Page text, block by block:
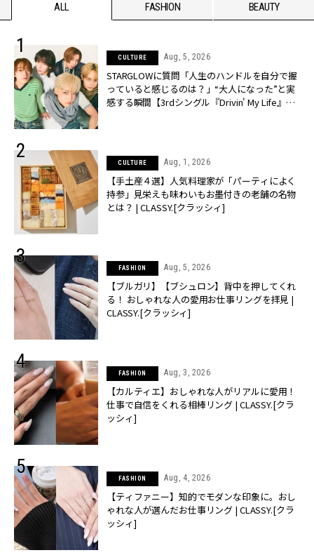
ALL FASHION BEAUTY
CULTURE Aug, 5, 2026
STARGLOWに質問「人生のハンドルを自分で握
っていると感じるのは？」“大️人になった”と実
感する瞬間【3rdシングル『Drivin' My Life』発
CULTURE Aug, 1, 2026
【手土産４選】人気料理家が「パーティによく
持参」見栄えも味わいもお墨付きの老舗の名物
とは？ | CLASSY.[クラッシィ]
FASHION Aug, 5, 2026
【ブルガリ】【ブシュロン】背中を押してくれ
る！ おしゃれな人の愛用お仕事リングを拝見 |
CLASSY.[クラッシィ]
FASHION Aug, 3, 2026
【カルティエ】おしゃれな人がリアルに愛用！
仕事で自信をくれる相棒リング | CLASSY.[クラ
ッシィ]
FASHION Aug, 4, 2026
【ティファニー】知的でモダンな印象に。おし
ゃれな人が選んだお仕事リング | CLASSY.[クラ
ッシィ]